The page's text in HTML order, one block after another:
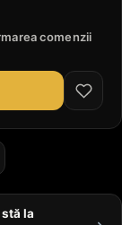
comenzii
la